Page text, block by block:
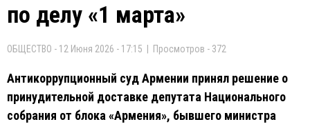
по делу «1 марта»
ОБЩЕСТВО - 12 Июня 2026 - 17:15 | Просмотров - 372
Антикоррупционный суд Армении принял решение о
принудительной доставке депутата Национального
собрания от блока «Армения», бывшего министра